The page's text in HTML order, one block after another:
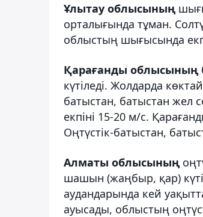
Ұлытау облысының
орталығында тұман.
облыстың шығысында
Қарағанды облысының
күтіледі. Жолдарда
батыстан, батыстан жел
екпіні 15-20 м/с.
Оңтүстік-батыстан,
Алматы облысының
шашын (жаңбыр, қар)
аудандарында кей
ауысады, облыстың